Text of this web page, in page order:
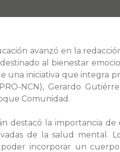
avanzó en la
al bienestar
una iniciativa que integra
NCN), Gerardo
Comunidad.
destacó la importancia
de la salud mental.
incorporar un